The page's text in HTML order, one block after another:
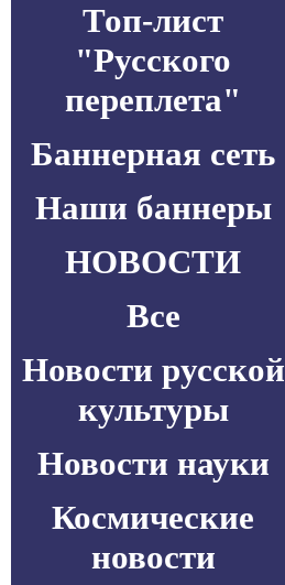
Топ-лист
"Русского
переплета"
Баннерная сеть
Наши баннеры
НОВОСТИ
Все
Новости русской
культуры
Новости науки
Космические
новости